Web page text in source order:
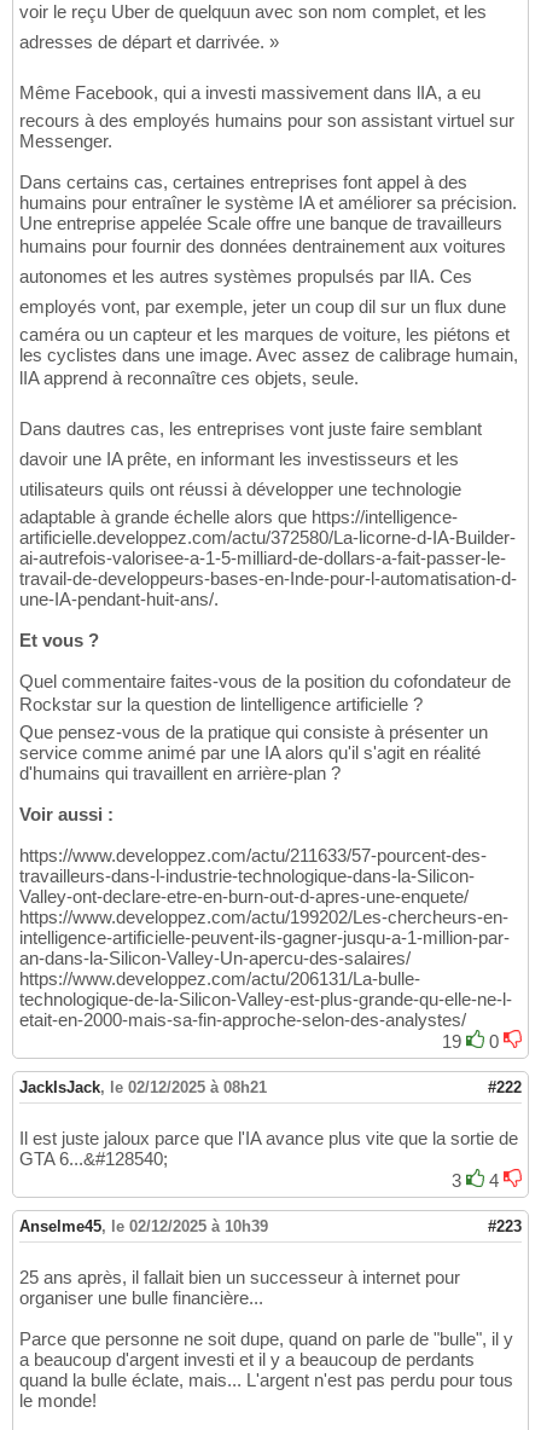
voir le reçu Uber de quelquun avec son nom complet, et les
adresses de départ et darrivée. »
Même Facebook, qui a investi massivement dans lIA, a eu
recours à des employés humains pour son assistant virtuel sur
Messenger.
Dans certains cas, certaines entreprises font appel à des
humains pour entraîner le système IA et améliorer sa précision.
Une entreprise appelée Scale offre une banque de travailleurs
humains pour fournir des données dentrainement aux voitures
autonomes et les autres systèmes propulsés par lIA. Ces
employés vont, par exemple, jeter un coup dil sur un flux dune
caméra ou un capteur et les marques de voiture, les piétons et
les cyclistes dans une image. Avec assez de calibrage humain,
lIA apprend à reconnaître ces objets, seule.
Dans dautres cas, les entreprises vont juste faire semblant
davoir une IA prête, en informant les investisseurs et les
utilisateurs quils ont réussi à développer une technologie
adaptable à grande échelle alors que https://intelligence-
artificielle.developpez.com/actu/372580/La-licorne-d-IA-Builder-
ai-autrefois-valorisee-a-1-5-milliard-de-dollars-a-fait-passer-le-
travail-de-developpeurs-bases-en-Inde-pour-l-automatisation-d-
une-IA-pendant-huit-ans/.
Et vous ?
Quel commentaire faites-vous de la position du cofondateur de
Rockstar sur la question de lintelligence artificielle ?
Que pensez-vous de la pratique qui consiste à présenter un
service comme animé par une IA alors qu'il s'agit en réalité
d'humains qui travaillent en arrière-plan ?
Voir aussi :
https://www.developpez.com/actu/211633/57-pourcent-des-
travailleurs-dans-l-industrie-technologique-dans-la-Silicon-
Valley-ont-declare-etre-en-burn-out-d-apres-une-enquete/
https://www.developpez.com/actu/199202/Les-chercheurs-en-
intelligence-artificielle-peuvent-ils-gagner-jusqu-a-1-million-par-
an-dans-la-Silicon-Valley-Un-apercu-des-salaires/
https://www.developpez.com/actu/206131/La-bulle-
technologique-de-la-Silicon-Valley-est-plus-grande-qu-elle-ne-l-
etait-en-2000-mais-sa-fin-approche-selon-des-analystes/
19
0
JackIsJack, le 02/12/2025 à 08h21 #222
Il est juste jaloux parce que l'IA avance plus vite que la sortie de
GTA 6...&#128540;
3
4
Anselme45, le 02/12/2025 à 10h39 #223
25 ans après, il fallait bien un successeur à internet pour
organiser une bulle financière...
Parce que personne ne soit dupe, quand on parle de "bulle", il y
a beaucoup d'argent investi et il y a beaucoup de perdants
quand la bulle éclate, mais... L'argent n'est pas perdu pour tous
le monde!